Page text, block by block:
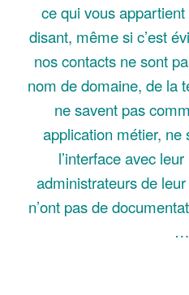
ce qui vous
disant, même si c’est
nos contacts ne sont
nom de domaine, de la
ne savent pas
application métier, ne
l’interface avec
administrateurs de
n’ont pas de
…